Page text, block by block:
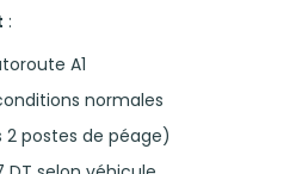
:
A1
normales
2 postes de péage)